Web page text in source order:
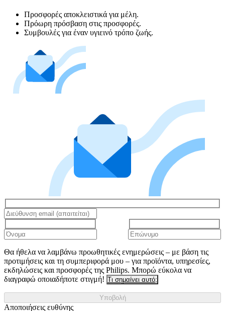
Προσφορές αποκλειστικά για μέλη.
Πρόωρη πρόσβαση στις προσφορές.
Συμβουλές για έναν υγιεινό τρόπο ζωής.
Θα ήθελα να λαμβάνω προωθητικές ενημερώσεις – με βάση τις
προτιμήσεις και τη συμπεριφορά μου – για προϊόντα, υπηρεσίες,
εκδηλώσεις και προσφορές της Philips. Μπορώ εύκολα να
διαγραφώ οποιαδήποτε στιγμή! Τι σημαίνει αυτό;
Υποβολή
Αποποιήσεις ευθύνης